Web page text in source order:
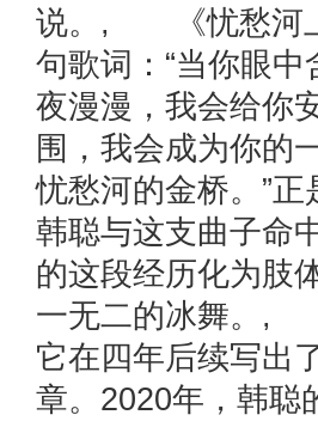
说。, 《忧愁河上
句歌词：“当你眼
夜漫漫，我会给你
围，我会成为你的
忧愁河的金桥。”
韩聪与这支曲子命
的这段经历化为肢
一无二的冰舞。,
它在四年后续写出
章。2020年，韩聪